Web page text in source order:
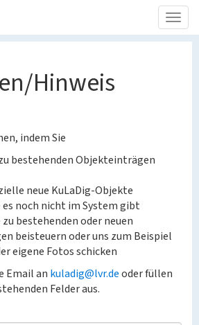
Hinweis
indem Sie
bestehenden Objekteinträgen
neue KuLaDig-Objekte
es noch nicht im System gibt
bestehenden oder neuen
beisteuern oder uns zum Beispiel
eigene Fotos schicken
Email an kuladig@lvr.deoder füllen
Felder aus.